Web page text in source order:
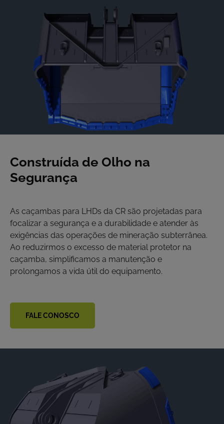
Construída de Olho na
Segurança
As caçambas para LHDs da CR são projetadas para
focalizar a segurança e a durabilidade e atender às
exigências das operações de mineração subterrânea.
Ao reduzirmos o excesso de material protetor na
caçamba, simplificamos a manutenção e
prolongamos a vida útil do equipamento.
FALE CONOSCO